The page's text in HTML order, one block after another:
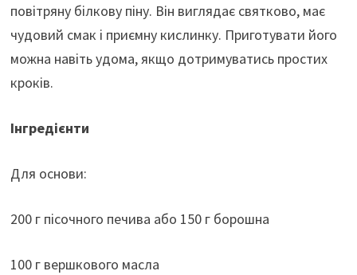
o
k
m
p
p
повітряну білкову піну. Він виглядає святково, має
чудовий смак і приємну кислинку. Приготувати його
можна навіть удома, якщо дотримуватись простих
кроків.
Інгредієнти
Для основи:
200 г пісочного печива або 150 г борошна
100 г вершкового масла